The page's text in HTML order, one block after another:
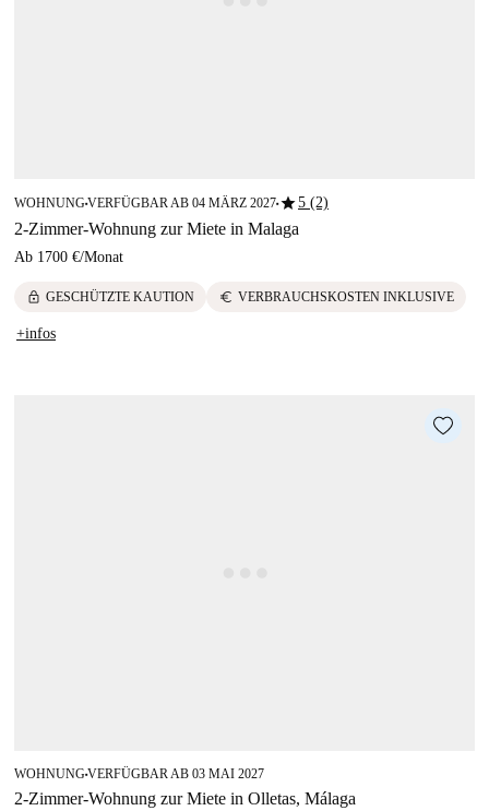
WOHNUNG■VERFÜGBAR AB 04 MÄRZ 2027■star5 (2)
2-Zimmer-Wohnung zur Miete in Malaga
Ab 1700 €/Monat
lock GESCHÜTZTE KAUTION euro VERBRAUCHSKOSTEN INKLUSIVE
+infos
WOHNUNG■VERFÜGBAR AB 03 MAI 2027
2-Zimmer-Wohnung zur Miete in Olletas, Málaga